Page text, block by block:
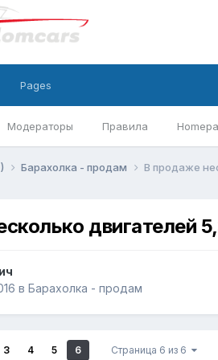
Модераторы Правила
Pages
Барахолка - продам В продаже
двигателей
в Барахолка - продам
3 4 5 6 Страница 6 из 6